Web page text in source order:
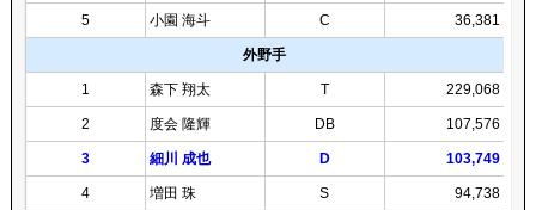
5 小園 海斗 C 36,381
外野手
1 森下 翔太 T 229,068
2 度会 隆輝 DB 107,576
3 細川 成也 D 103,749
4 増田 珠 S 94,738